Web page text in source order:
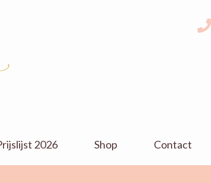
2026 Shop Contact